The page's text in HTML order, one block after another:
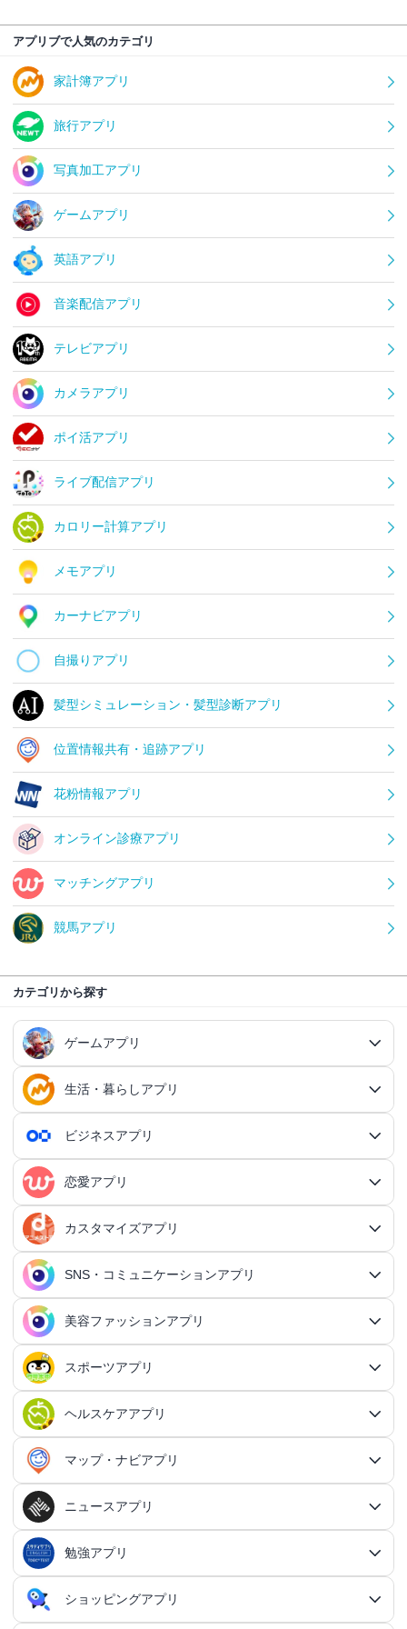
アプリブで人気のカテゴリ
家計簿アプリ
旅行アプリ
写真加工アプリ
ゲームアプリ
英語アプリ
音楽配信アプリ
テレビアプリ
カメラアプリ
ポイ活アプリ
ライブ配信アプリ
カロリー計算アプリ
メモアプリ
カーナビアプリ
自撮りアプリ
髪型シミュレーション・髪型診断アプリ
位置情報共有・追跡アプリ
花粉情報アプリ
オンライン診療アプリ
マッチングアプリ
競馬アプリ
カテゴリから探す
ゲームアプリ
ゲームアプリ総合
RPGアプリ
RPGアプリ総合
王道RPGアプリ
アクションRPGアプリ
シミュレーションRPGアプリ
ダンジョンRPGアプリ
MMORPGアプリ
放置系RPGアプリ
美少女RPGアプリ
カードRPGアプリ
クイズRPGアプリ
カジュアルRPGアプリ
アクションゲームアプリ
3Dアクションアプリ
アクションRPGアプリ
シューティングゲームアプリ
MOBAアプリ
ステルスゲームアプリ
シミュレーションアプリ
シミュレーションアプリ総合
育成シミュレーションアプリ
戦略シミュレーションアプリ
箱庭シミュレーションアプリ
恋愛シミュレーションアプリ
歴史シミュレーションアプリ
メタバース体験シミュレーションゲームアプリ
対戦・協力ゲームアプリ
対戦・協力ゲームアプリ総合
オンライン対戦アプリ
協力・マルチプレイアプリ
シューティングゲームアプリ
シューティングゲームアプリ総合
FPSアプリ
TPSアプリ
オンラインシューティングアプリ
縦スクシューティングアプリ
横スクシューティングアプリ
スナイパーゲームアプリ
アドベンチャーゲームアプリ
アドベンチャーゲームアプリ総合
ミステリーアドベンチャーアプリ
ホラーアドベンチャーアプリ
サウンドノベルアプリ
サバイバルアドベンチャーアプリ
パズル・脳トレアプリ
パズル・脳トレアプリ総合
パズルゲームアプリ
脱出ゲームアプリ
クイズゲームアプリ
脳トレゲームアプリ
間違い探し・探し物ゲームアプリ
音楽ゲームアプリ
音楽ゲームアプリ総合
手持ち曲で遊ぶ音ゲーアプリ
ボカロ曲収録音ゲーアプリ
リズムタップゲームアプリ
オープンワールドアプリ
オープンワールドアプリ総合
3Dサンドボックスアプリ
カジュアルゲームアプリ
クレーンゲームアプリ
放置系ゲームアプリ
育成ゲームアプリ
育成ゲームアプリ総合
恋愛ゲームアプリ総合
キャラゲーアプリ
生活・暮らしアプリ
生活・暮らしアプリ総合
ファイナンスアプリ
家計簿アプリ
ふるさと納税アプリ
貯金アプリ
スマホ決済アプリ
クレジットカードアプリ
投資アプリ
確定申告アプリ
ギャンブルの管理アプリ
日記アプリ
交換日記アプリ
写真カレンダーアプリ
鍵付き日記アプリ
シンプルな日記アプリ
終活アプリ
行動記録アプリ
行動記録アプリ総合
習慣化アプリ
ポイ活アプリ
ポイ活アプリ総合
レシートポイ活アプリ
歩いてお金を稼ぐアプリ
登録でお金がもらえるアプリ
動画を見るだけで稼ぐアプリ
ポイ活ニュースアプリ
スケジューラ・時計アプリ
カレンダーアプリ
リマインダーアプリ
時計アプリ
タイマーアプリ
ライフログアプリ
持ち物管理アプリ
生理周期アプリ
体重管理アプリ
血圧記録アプリ
体温記録アプリ
家事アプリ
家事アプリ総合
料理アプリ
掃除アプリ
洗濯アプリ
家事分担アプリ
育児アプリ
育児アプリ総合
育児記録アプリ
知育アプリ
防犯アプリ
防犯アプリ総合
防犯ブザーアプリ
防災アプリ
緊急地震速報アプリ
メモアプリ
ビジネスアプリ
ビジネスアプリ総合
タスク管理アプリ
タスク管理アプリ総合
個人タスク管理アプリ
タスク共有アプリ
プロジェクト管理アプリ
QRコードアプリ
QRコード作成アプリ
janコード検索アプリ
OCRアプリ
OCRアプリ総合
翻訳カメラアプリ
議事録アプリ
議事録アプリ総合
文字起こしアプリ
高音質ボイスレコーダーアプリ
顧客管理アプリ
顧客管理アプリ総合
ファイル管理アプリ
ファイル管理アプリ総合
クラウド保存・共有アプリ
PDFアプリ
ファイルマネージャーアプリ
名刺管理アプリ
名刺管理アプリ総合
会計アプリ
会計アプリ総合
請求書アプリ
小売・卸売支援ツールアプリ
在庫管理アプリ
レジアプリ
思考整理アプリ
恋愛アプリ
恋愛アプリ総合
マッチングアプリ
マッチングアプリ総合
20代向けマッチングアプリ
30代向けマッチングアプリ
40代向けマッチングアプリ
60代・シニア向けマッチングアプリ
出会いアプリ
カップルアプリ
カップルアプリ総合
カップルSNSアプリ
記念日アプリ
デートアプリ
デートスポットアプリ
恋愛診断アプリ
恋愛相談アプリ
女性の悩み解決アプリ
カスタマイズアプリ
カスタマイズアプリ総合
IFTTTアプリ
オートクリッカーアプリ
ネットワークアプリ
スピードテストアプリ
VPNアプリ
テザリングアプリ
スマホ最適化アプリ
スマホ最適化アプリ総合
メモリの確認／解放アプリ
セキュリティアプリ
パスワード管理アプリ
セキュリティ対策アプリ
VPNアプリ
キーボードアプリ
キーボードアプリ総合
文字起こしアプリ
顔文字・絵文字アプリ
日本語入力アプリ
画面の設定アプリ
ホーム画面アプリ
ウィジェットカスタマイズアプリ
音の設定アプリ
録音アプリ
SNS・コミュニケーションアプリ
SNS・コミュニケーションアプリ総合
SNSアプリ
SNSアプリ総合
X（Twitter）アプリ
LINEアプリ
マストドンアプリ
写真投稿SNSアプリ
動画投稿SNSアプリ
メールアプリ
フリーメールアプリ
チャットアプリ
チャットアプリ総合
SMSアプリ
お絵描きチャットアプリ
ボイス・ビデオチャットアプリ
電話アプリ
電話アプリ総合
ビデオ通話アプリ
電話帳アプリ
掲示板アプリ
掲示板アプリ総合
ゲーム募集アプリ
アイコン画像アプリ
アイコン画像アプリ総合
年賀状・カードアプリ
美容ファッションアプリ
美容ファッションアプリ総合
ヘア・メイク・ネイルアプリ
メイク・スキンケアアプリ
ネイルアプリ
ファッションアプリ
コーデの参考アプリ
服デザインアプリ
ボディケア・エステアプリ
女性向けダイエットアプリ
整形アプリ
スポーツアプリ
スポーツアプリ総合
陸上競技アプリ
陸上競技アプリ総合
ウォーキングアプリ
ランニングアプリ
自転車アプリ
テニスアプリ
ライトアプリ
ライトアプリ総合
野球アプリ
野球アプリ総合
ボウリングアプリ
ヘルスケアアプリ
ヘルスケアアプリ総合
健康管理アプリ
健康管理アプリ総合
体重管理アプリ
妊娠・出産アプリ
認知症・物忘れ防止アプリ総合
マップ・ナビアプリ
マップ・ナビアプリ総合
ドライブアプリ
バイクナビアプリ
鉄道アプリ
ニュースアプリ
ニュースアプリ総合
スポーツニュースアプリ
勉強アプリ
勉強アプリ総合
ショッピングアプリ